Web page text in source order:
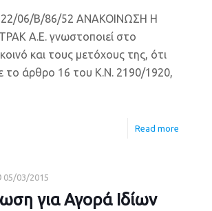
06/Β/86/52 ΑΝΑΚΟΙΝΩΣΗ Η
Α.Ε. γνωστοποιεί στο
και τους μετόχους της, ότι
το άρθρο 16 του Κ.Ν. 2190/1920,
Read more
05/03/2015
για Αγορά Ιδίων